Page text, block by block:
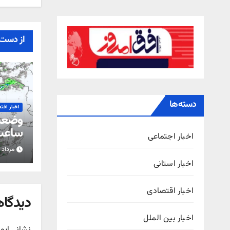
دسته‌ها
اخبار اجتماعی
اخبار استانی
اخبار اقتصادی
اخبار بین الملل
از
اخبار
مرداد ۱۵, ۱۴۰۵